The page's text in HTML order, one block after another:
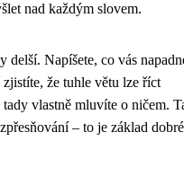
nad každým slovem.
delší. Napíšete, co vás
že tuhle větu lze říct
vlastně mluvíte o ničem.
– to je základ